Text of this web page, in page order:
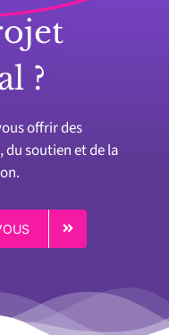
?
offrir des
du soutien et de la